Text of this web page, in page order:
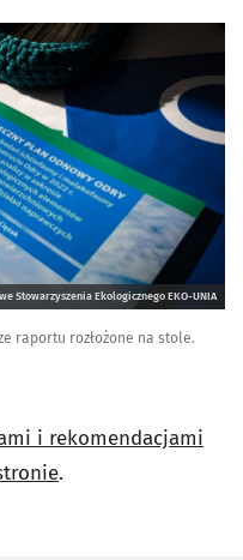
Stowarzyszenia Ekologicznego EKO-UNIA
raportu rozłożone na stole.
i rekomendacjami
.